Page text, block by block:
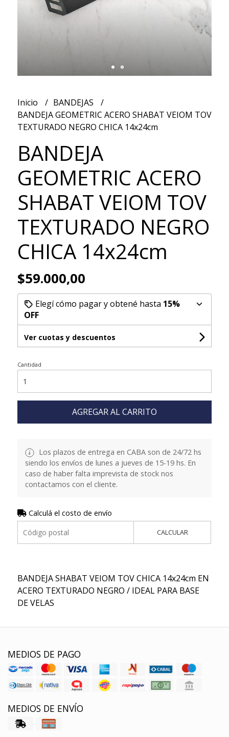
Inicio
BANDEJAS
BANDEJA GEOMETRIC ACERO SHABAT VEIOM TOV
TEXTURADO NEGRO CHICA 14x24cm
BANDEJA
GEOMETRIC ACERO
SHABAT VEIOM TOV
TEXTURADO NEGRO
CHICA 14x24cm
$59.000,00
Elegí cómo pagar y obtené hasta 15%
OFF
Ver cuotas y descuentos
Cantidad
AGREGAR AL CARRITO
Los plazos de entrega en CABA son de 24/72 hs
siendo los envíos de lunes a jueves de 15-19 hs. En
caso de haber falta imprevista de stock nos
contactamos con el cliente.
Calculá el costo de envío
CALCULAR
BANDEJA SHABAT VEIOM TOV CHICA 14x24cm EN
ACERO TEXTURADO NEGRO / IDEAL PARA BASE
DE VELAS
MEDIOS DE PAGO
MEDIOS DE ENVÍO